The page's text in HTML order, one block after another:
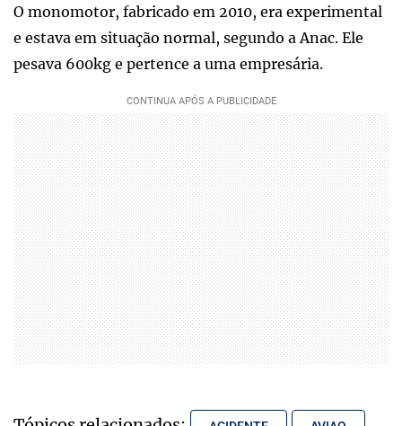
O monomotor, fabricado em 2010, era experimental
e estava em situação normal, segundo a Anac. Ele
pesava 600kg e pertence a uma empresária.